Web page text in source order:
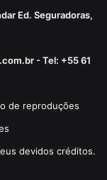
Ed. Seguradoras,
- Tel: +55 61
de reproduções
devidos créditos.